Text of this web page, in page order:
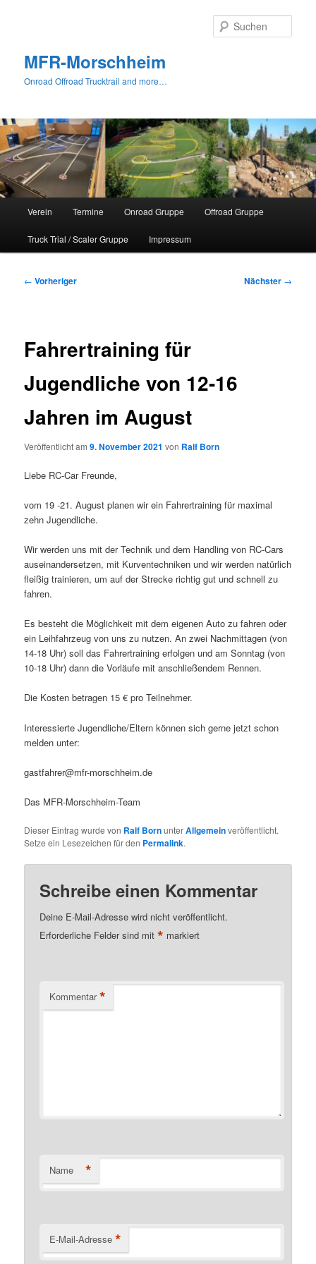
MFR-Morschheim
Onroad Offroad Trucktrail and more…
Verein Termine Onroad Gruppe Offroad Gruppe
Truck Trial / Scaler Gruppe Impressum
Beitragsnavigation
← Vorheriger Nächster →
Fahrertraining für
Jugendliche von 12-16
Jahren im August
Veröffentlicht am9. November 2021 von Ralf Born
Liebe RC-Car Freunde,
vom 19 -21. August planen wir ein Fahrertraining für maximal
zehn Jugendliche.
Wir werden uns mit der Technik und dem Handling von RC-Cars
auseinandersetzen, mit Kurventechniken und wir werden natürlich
fleißig trainieren, um auf der Strecke richtig gut und schnell zu
fahren.
Es besteht die Möglichkeit mit dem eigenen Auto zu fahren oder
ein Leihfahrzeug von uns zu nutzen. An zwei Nachmittagen (von
14-18 Uhr) soll das Fahrertraining erfolgen und am Sonntag (von
10-18 Uhr) dann die Vorläufe mit anschließendem Rennen.
Die Kosten betragen 15 € pro Teilnehmer.
Interessierte Jugendliche/Eltern können sich gerne jetzt schon
melden unter:
gastfahrer@mfr-morschheim.de
Das MFR-Morschheim-Team
Dieser Eintrag wurde von Ralf BornunterAllgemeinveröffentlicht.
Setze ein Lesezeichen für den Permalink.
Schreibe einen Kommentar
Deine E-Mail-Adresse wird nicht veröffentlicht.
Erforderliche Felder sind mit* markiert
Kommentar *
Name *
E-Mail-Adresse *